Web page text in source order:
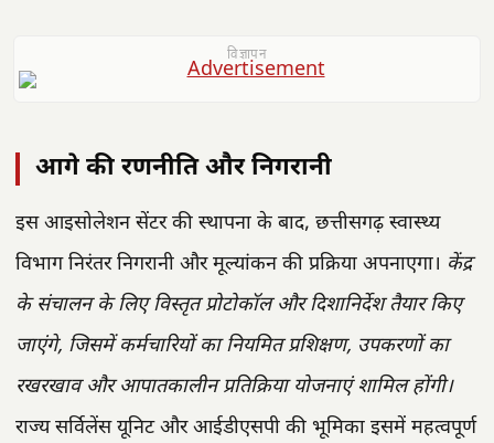
विज्ञापन
आगे की रणनीति और निगरानी
इस आइसोलेशन सेंटर की स्थापना के बाद, छत्तीसगढ़ स्वास्थ्य
विभाग निरंतर निगरानी और मूल्यांकन की प्रक्रिया अपनाएगा। केंद्र
के संचालन के लिए विस्तृत प्रोटोकॉल और दिशानिर्देश तैयार किए
जाएंगे, जिसमें कर्मचारियों का नियमित प्रशिक्षण, उपकरणों का
रखरखाव और आपातकालीन प्रतिक्रिया योजनाएं शामिल होंगी।
राज्य सर्विलेंस यूनिट और आईडीएसपी की भूमिका इसमें महत्वपूर्ण